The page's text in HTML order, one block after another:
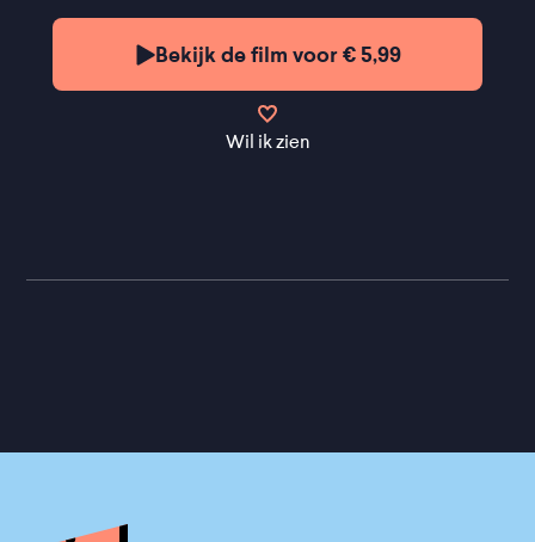
Bekijk de film voor € 5,99
Wil ik zien